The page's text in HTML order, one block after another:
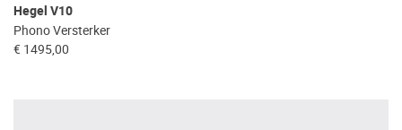
Hegel V10
Phono Versterker
€ 1495,00